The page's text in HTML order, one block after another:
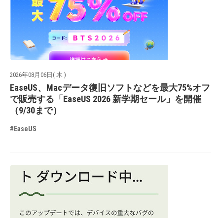
2026年08月06日( 木 )
EaseUS、Macデータ復旧ソフトなどを最大75%オフ
で販売する「EaseUS 2026 新学期セール」を開催
（9/30まで）
#EaseUS